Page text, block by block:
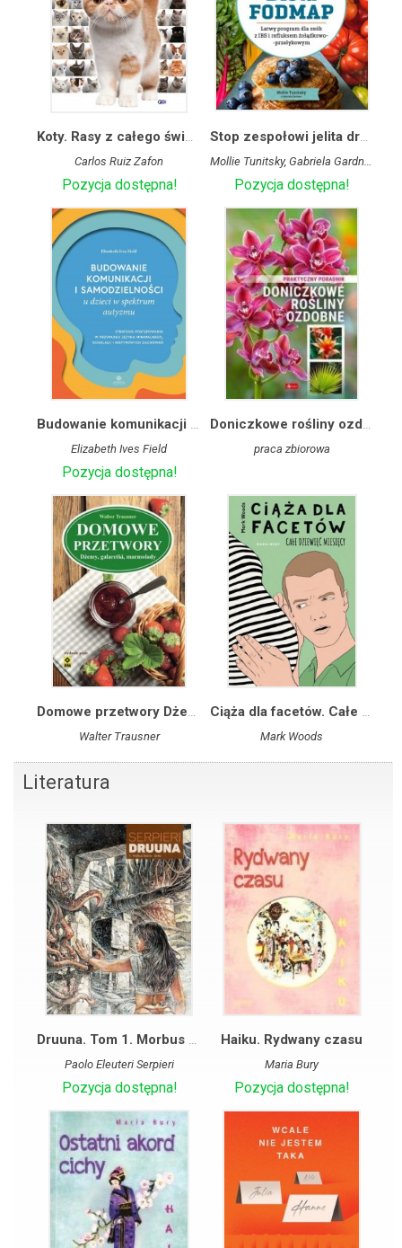
Koty. Rasy z całego świata
Carlos Ruiz Zafon
Pozycja dostępna!
Stop zespołowi jelita drażliwego! Dieta FODMAP
Mollie Tunitsky, Gabriela Gardner
Pozycja dostępna!
Budowanie komunikacji i samodzielności u dzieci w spektrum autyzmu. Strategie postępowania w przypadku języka minimalnego, echolalii i nietypowych zachowań
Elizabeth Ives Field
Pozycja dostępna!
Doniczkowe rośliny ozdobne. Poradnik praktyczny
praca zbiorowa
Domowe przetwory Dżemy galaretki marmolady
Walter Trausner
Ciąża dla facetów. Całe dziewięć miesięcy
Mark Woods
Literatura
Druuna. Tom 1. Morbus Gravis. Delta
Paolo Eleuteri Serpieri
Pozycja dostępna!
Haiku. Rydwany czasu
Maria Bury
Pozycja dostępna!